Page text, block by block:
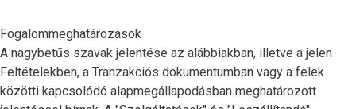
Fogalommeghatározások
A nagybetűs szavak jelentése az alábbiakban, illetve a jelen
Feltételekben, a Tranzakciós dokumentumban vagy a felek
közötti kapcsolódó alapmegállapodásban meghatározott